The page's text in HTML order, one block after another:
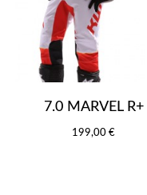
7.0 MARVEL R+
199,00 €